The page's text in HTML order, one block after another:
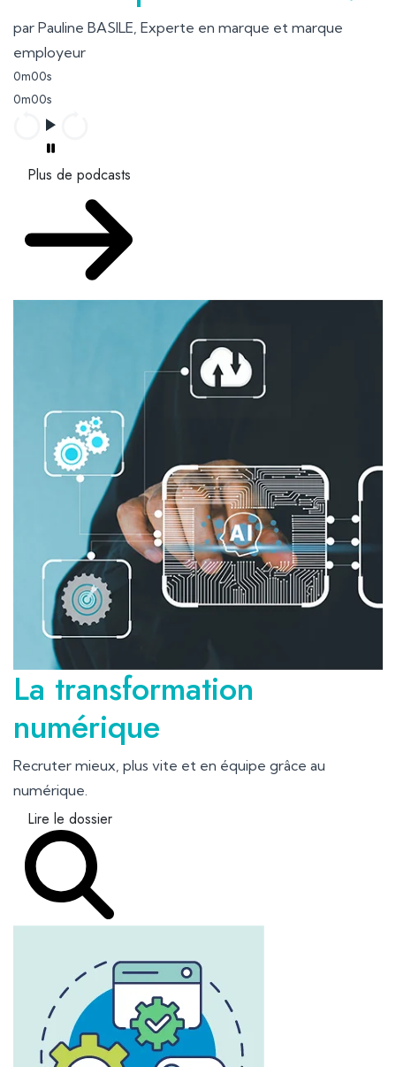
par Pauline BASILE, Experte en marque et marque
employeur
0m00s
0m00s
Plus de podcasts
La transformation
numérique
Recruter mieux, plus vite et en équipe grâce au
numérique.
Lire le dossier